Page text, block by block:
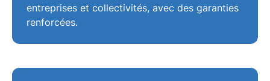
entreprises et collectivités, avec des garanties
renforcées.